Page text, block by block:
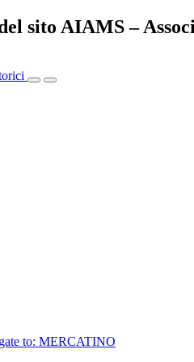
sito AIAMS –
to: MERCATINO